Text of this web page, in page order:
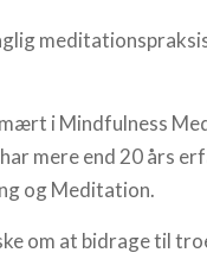
i Mindfulness
mere end 20 års
og Meditation.
om at bidrage til